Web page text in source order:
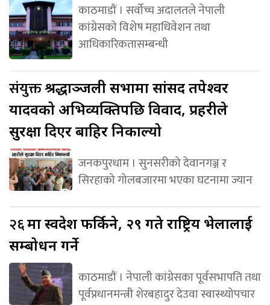
काठमाडौं । सर्वोच्च अदालतले नेपाली
कांग्रेसको विशेष महाधिवेशन तथा
आधिकारिकतासम्बन्धी
संयुक्तश्रद्धाञ्जली सभामा सांसद तपेश्वर
यादवको अभिव्यक्तिपछि विवाद, प्रहरीले
सुरक्षा दिएर बाहिर निकाल्यो
जनकपुरधाम । सुनसरीको देवानगञ्ज र
सिरहाको गोलबजारमा भएका घटनामा ज्यान
२६मा स्वदेश फर्किने, २९ गते राष्ट्रिय भेलालाई
सम्बोधन गर्ने
काठमाडौं । नेपाली कांग्रेसका पूर्वसभापति तथा
पूर्वप्रधानमन्त्री शेरबहादुर देउवा स्वास्थ्योपचार